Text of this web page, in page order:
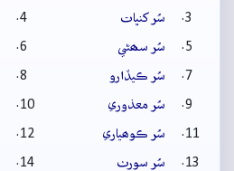
سُر کنڀات
سُر سھڻي
سُر ڪيڏارو
سُر معذوري
سُر ڪوھياري
سُر سورٺ